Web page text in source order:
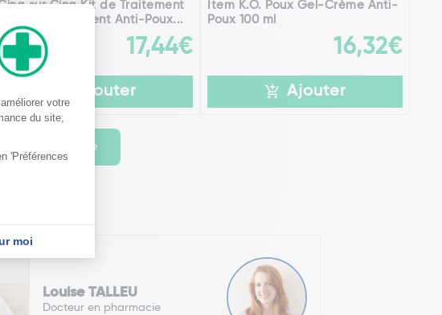
sur Cinq Kit de Traitement
de l'environnement Anti-Poux...
17,44€
Ajouter
Item K.O. Poux Gel-Crème Anti-
Poux 100 ml
16,32€
Ajouter
Page suivante
Louise TALLEU
Docteur en pharmacie